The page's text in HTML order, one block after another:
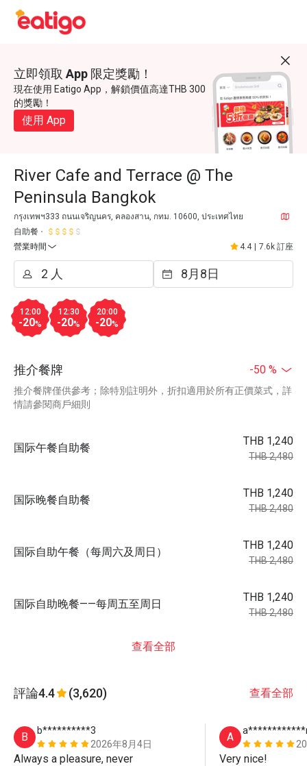
立即領取 App 限定獎勵！
現在使用 Eatigo App，解鎖價值高達THB 300
的獎勵！
使用 App
River Cafe and Terrace @ The
Peninsula Bangkok
กรุงเทพฯ333 ถนนเจริญนคร, คลองสาน, กทม. 10600, ประเทศไทย
自助餐
營業時間
4.4 7.6k 訂座
12:00
-20%
12:30
-20%
20:00
-20%
推介餐牌 -50 %
推介餐牌僅供參考；除特別註明外，折扣適用於所有正價菜式，詳
情請參閱商戶細則
国际午餐自助餐
THB 1,240
THB 2,480
国际晚餐自助餐
THB 1,240
THB 2,480
国际自助午餐（每周六及周日）
THB 1,240
THB 2,480
国际自助晚餐——每周五至周日
THB 1,240
THB 2,480
查看全部
評論4.4 (3,620) 查看全部
B
b**********3
2026年8月4日
Always a pleasure, never
A
Very nice!